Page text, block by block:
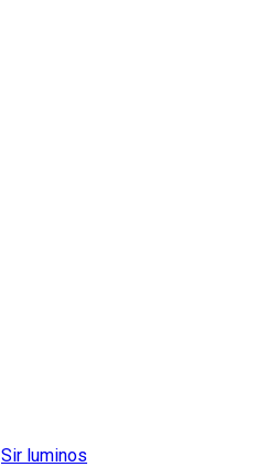
Sir luminos